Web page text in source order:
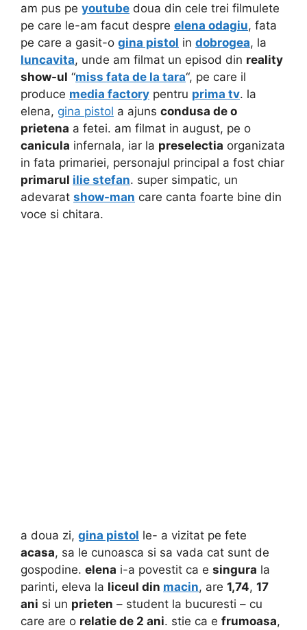
am pus pe youtube doua din cele trei filmulete
pe care le-am facut despre elena odagiu, fata
pe care a gasit-o gina pistol in dobrogea, la
luncavita, unde am filmat un episod din reality
show-ul “miss fata de la tara“, pe care il
produce media factory pentru prima tv. la
elena, gina pistol a ajuns condusa de o
prietena a fetei. am filmat in august, pe o
canicula infernala, iar la preselectia organizata
in fata primariei, personajul principal a fost chiar
primarul ilie stefan. super simpatic, un
adevarat show-man care canta foarte bine din
voce si chitara.
a doua zi, gina pistol le- a vizitat pe fete
acasa, sa le cunoasca si sa vada cat sunt de
gospodine. elena i-a povestit ca e singura la
parinti, eleva la liceul din macin, are 1,74, 17
ani si un prieten – student la bucuresti – cu
care are o relatie de 2 ani. stie ca e frumoasa,